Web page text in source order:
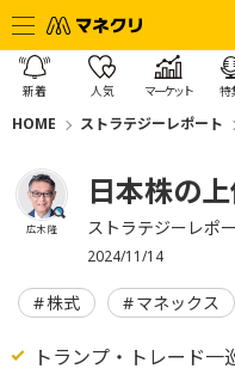
新着 人気 マーケット 特
HOME ストラテジーレポート
広木 隆
日本株の
ストラテジーレポ
2024/11/14
株式 マネックス
トランプ・トレード